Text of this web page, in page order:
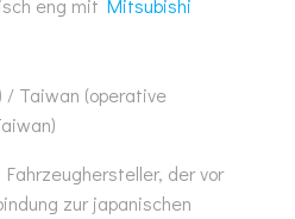
eng mit Mitsubishi
/ Taiwan (operative
der vor
zur japanischen